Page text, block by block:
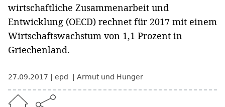
wirtschaftliche Zusammenarbeit und
Entwicklung (OECD) rechnet für 2017 mit einem
Wirtschaftswachstum von 1,1 Prozent in
Griechenland.
27.09.2017 epd Armut und Hunger